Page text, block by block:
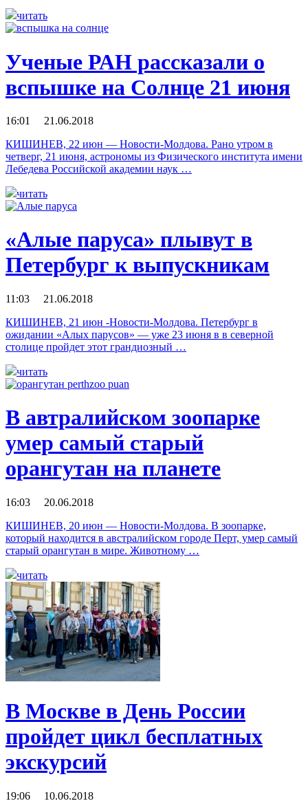
читать
Ученые РАН рассказали о
вспышке на Солнце 21 июня
16:01 21.06.2018
КИШИНЕВ, 22 июн — Новости-Молдова. Рано утром в
четверг, 21 июня, астрономы из Физического института имени
Лебедева Российской академии наук …
читать
«Алые паруса» плывут в
Петербург к выпускникам
11:03 21.06.2018
КИШИНЕВ, 21 июн -Новости-Молдова. Петербург в
ожидании «Алых парусов» — уже 23 июня в в северной
столице пройдет этот грандиозный …
читать
В автралийском зоопарке
умер самый старый
орангутан на планете
16:03 20.06.2018
КИШИНЕВ, 20 июн — Новости-Молдова. В зоопарке,
который находится в австралийском городе Перт, умер самый
старый орангутан в мире. Животному …
читать
В Москве в День России
пройдет цикл бесплатных
экскурсий
19:06 10.06.2018